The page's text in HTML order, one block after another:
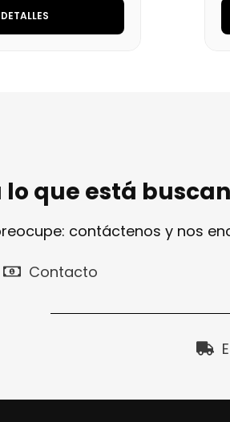
que está
contáctenos y nos
Contacto